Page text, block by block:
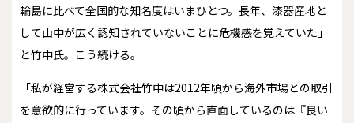
輪島に比べて全国的な知名度はいまひとつ。長年、漆器産地と
して山中が広く認知されていないことに危機感を覚えていた」
と竹中氏。こう続ける。
「私が経営する株式会社竹中は2012年頃から海外市場との取引
を意欲的に行っています。その頃から直面しているのは『良い